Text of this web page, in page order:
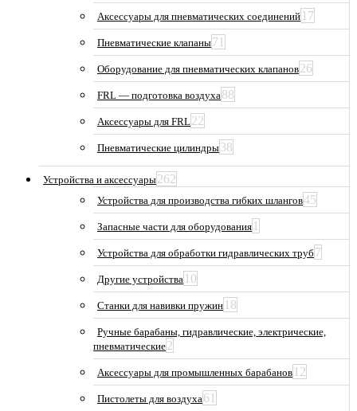
Аксессуары для пневматических соединений 17
Пневматические клапаны71
Оборудование для пневматических клапанов26
FRL — подготовка воздуха88
Аксессуары для FRL22
Пневматические цилиндры38
Устройства и аксессуары262
Устройства для производства гибких шлангов45
Запасные части для оборудования 1
Устройства для обработки гидравлических труб 7
Другие устройства 10
Станки для навивки пружин 18
Ручные барабаны, гидравлические, электрические,
пневматические2
Аксессуары для промышленных барабанов 12
Пистолеты для воздуха61